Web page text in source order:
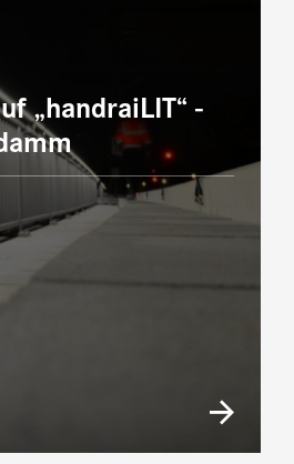
„handraiLIT“ -